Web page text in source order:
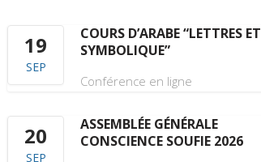
19
SEP
COURS D’ARABE “LETTRES ET
SYMBOLIQUE”
Conférence en ligne
20
SEP
ASSEMBLÉE GÉNÉRALE
CONSCIENCE SOUFIE 2026